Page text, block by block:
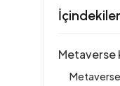
İçindekiler
Metaverse
Metaverse